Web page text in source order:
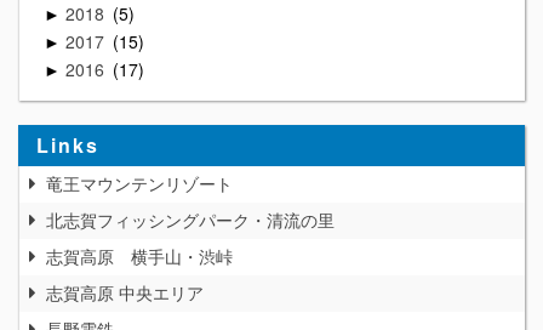
► 2018 5
► 2017 15
► 2016 17
Links
竜王マウンテンリゾート
北志賀フィッシングパーク・清流の里
志賀高原 横手山・渋峠
志賀高原 中央エリア